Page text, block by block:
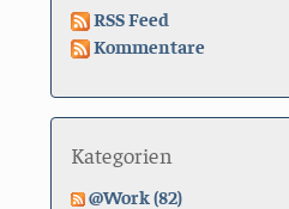
RSS Feed
Kommentare
Kategorien
@Work (82)